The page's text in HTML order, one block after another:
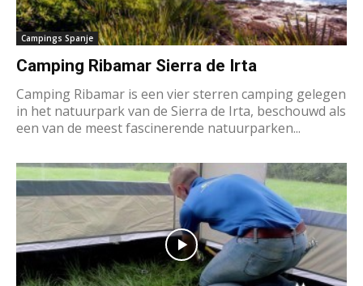
Campings Spanje
Camping Ribamar Sierra de Irta
Camping Ribamar is een vier sterren camping gelegen
in het natuurpark van de Sierra de Irta, beschouwd als
een van de meest fascinerende natuurparken...